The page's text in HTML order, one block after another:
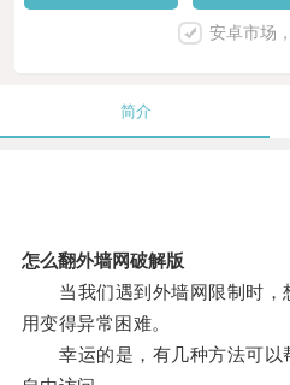
安卓市场
简介
怎么翻外墙网破解版
当我们遇到外墙网限制时，
用变得异常困难。
幸运的是，有几种方法可以